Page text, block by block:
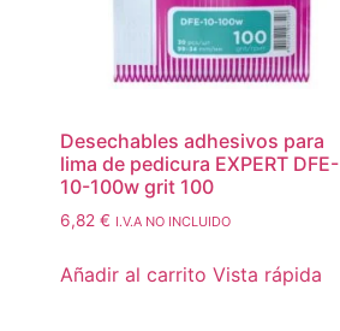
Desechables adhesivos para
lima de pedicura EXPERT DFE-
10-100w grit 100
6,82€ I.V.A NO INCLUIDO
Añadir al carrito Vista rápida